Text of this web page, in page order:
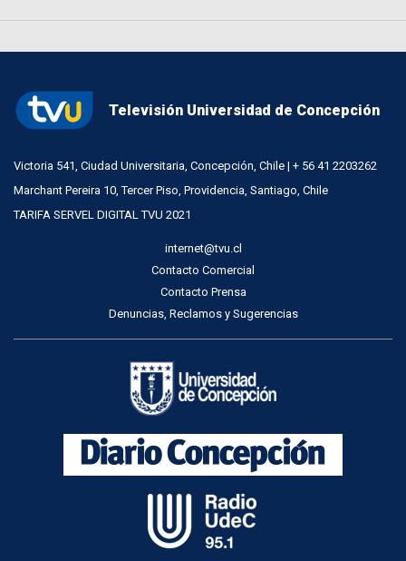
Televisión Universidad de Concepción
Victoria 541, Ciudad Universitaria, Concepción, Chile | + 56 41 2203262
Marchant Pereira 10, Tercer Piso, Providencia, Santiago, Chile
TARIFA SERVEL DIGITAL TVU 2021
internet@tvu.cl
Contacto Comercial
Contacto Prensa
Denuncias, Reclamos y Sugerencias